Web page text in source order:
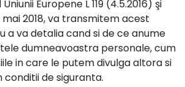
Europene L 119 (4.5.2016) şi
2018, va transmitem acest
a va detalia cand si de ce anume
dumneavoastra personale, cum
in care le putem divulga altora si
de siguranta.